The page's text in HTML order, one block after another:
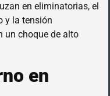
en eliminatorias, el
y la tensión
un choque de alto
en